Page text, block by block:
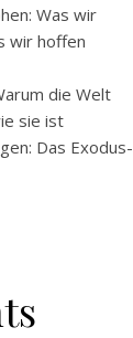
Was wir
wir hoffen
die Welt
sie ist
Das Exodus-